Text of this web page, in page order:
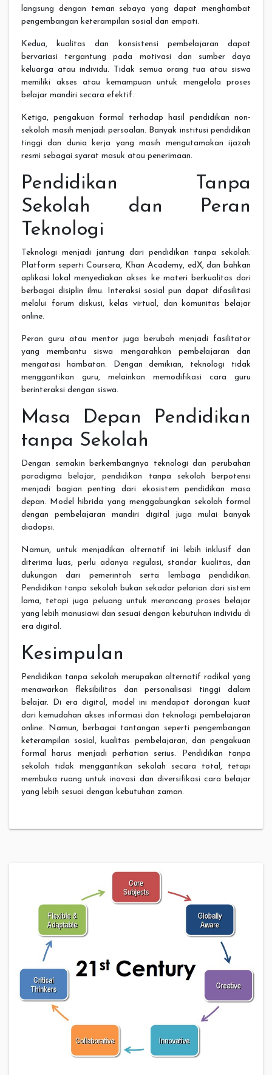
langsung dengan teman sebaya yang dapat menghambat
pengembangan keterampilan sosial dan empati.
Kedua, kualitas dan konsistensi pembelajaran dapat
bervariasi tergantung pada motivasi dan sumber daya
keluarga atau individu. Tidak semua orang tua atau siswa
memiliki akses atau kemampuan untuk mengelola proses
belajar mandiri secara efektif.
Ketiga, pengakuan formal terhadap hasil pendidikan non-
sekolah masih menjadi persoalan. Banyak institusi pendidikan
tinggi dan dunia kerja yang masih mengutamakan ijazah
resmi sebagai syarat masuk atau penerimaan.
Pendidikan Tanpa
Sekolah dan Peran
Teknologi
Teknologi menjadi jantung dari pendidikan tanpa sekolah.
Platform seperti Coursera, Khan Academy, edX, dan bahkan
aplikasi lokal menyediakan akses ke materi berkualitas dari
berbagai disiplin ilmu. Interaksi sosial pun dapat difasilitasi
melalui forum diskusi, kelas virtual, dan komunitas belajar
online.
Peran guru atau mentor juga berubah menjadi fasilitator
yang membantu siswa mengarahkan pembelajaran dan
mengatasi hambatan. Dengan demikian, teknologi tidak
menggantikan guru, melainkan memodifikasi cara guru
berinteraksi dengan siswa.
Masa Depan Pendidikan
tanpa Sekolah
Dengan semakin berkembangnya teknologi dan perubahan
paradigma belajar, pendidikan tanpa sekolah berpotensi
menjadi bagian penting dari ekosistem pendidikan masa
depan. Model hibrida yang menggabungkan sekolah formal
dengan pembelajaran mandiri digital juga mulai banyak
diadopsi.
Namun, untuk menjadikan alternatif ini lebih inklusif dan
diterima luas, perlu adanya regulasi, standar kualitas, dan
dukungan dari pemerintah serta lembaga pendidikan.
Pendidikan tanpa sekolah bukan sekadar pelarian dari sistem
lama, tetapi juga peluang untuk merancang proses belajar
yang lebih manusiawi dan sesuai dengan kebutuhan individu di
era digital.
Kesimpulan
Pendidikan tanpa sekolah merupakan alternatif radikal yang
menawarkan fleksibilitas dan personalisasi tinggi dalam
belajar. Di era digital, model ini mendapat dorongan kuat
dari kemudahan akses informasi dan teknologi pembelajaran
online. Namun, berbagai tantangan seperti pengembangan
keterampilan sosial, kualitas pembelajaran, dan pengakuan
formal harus menjadi perhatian serius. Pendidikan tanpa
sekolah tidak menggantikan sekolah secara total, tetapi
membuka ruang untuk inovasi dan diversifikasi cara belajar
yang lebih sesuai dengan kebutuhan zaman.